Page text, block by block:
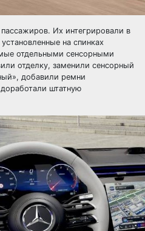
Их интегрировали в
на спинках
отдельными сенсорными
отделку, заменили сенсорный
добавили ремни
штатную